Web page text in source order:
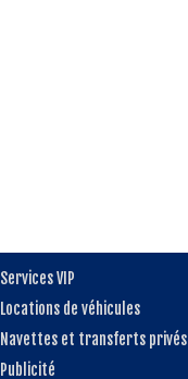
Services VIP
Locations de véhicules
Navettes et transferts privés
Publicité